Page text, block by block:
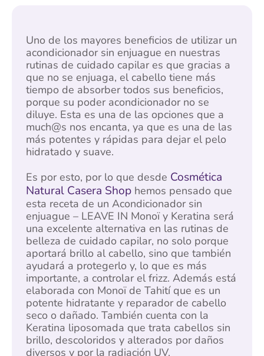
Uno de los mayores beneficios de utilizar un
acondicionador sin enjuague en nuestras
rutinas de cuidado capilar es que gracias a
que no se enjuaga, el cabello tiene más
tiempo de absorber todos sus beneficios,
porque su poder acondicionador no se
diluye. Esta es una de las opciones que a
much@s nos encanta, ya que es una de las
más potentes y rápidas para dejar el pelo
hidratado y suave.
Es por esto, por lo que desde Cosmética
Natural Casera Shop hemos pensado que
esta receta de un Acondicionador sin
enjuague – LEAVE IN Monoï y Keratina será
una excelente alternativa en las rutinas de
belleza de cuidado capilar, no solo porque
aportará brillo al cabello, sino que también
ayudará a protegerlo y, lo que es más
importante, a controlar el frizz. Además está
elaborada con Monoï de Tahití que es un
potente hidratante y reparador de cabello
seco o dañado. También cuenta con la
Keratina liposomada que trata cabellos sin
brillo, descoloridos y alterados por daños
diversos y por la radiación UV.